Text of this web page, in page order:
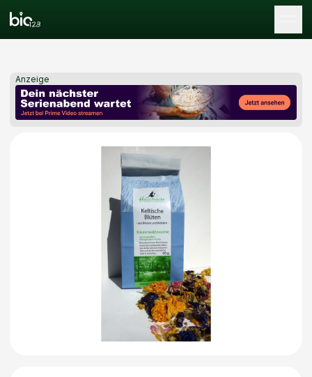
Anzeige